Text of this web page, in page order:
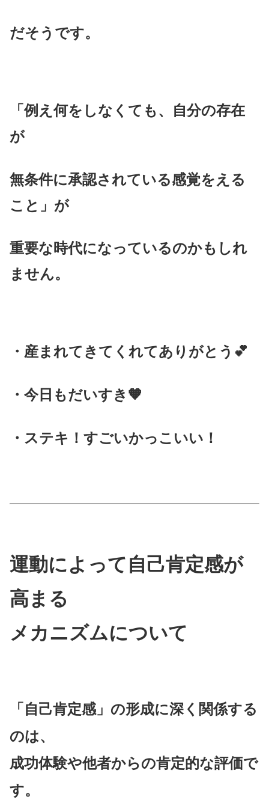
だそうです。
「例え何をしなくても、自分の存在
が
無条件に承認されている感覚をえる
こと」が
重要な時代になっているのかもしれ
ません。
・産まれてきてくれてありがとう💕
・今日もだいすき🧡
・ステキ！すごいかっこいい！
運動によって自己肯定感が
高まる
メカニズムについて
「自己肯定感」の形成に深く関係する
のは、
成功体験や他者からの肯定的な評価で
す。